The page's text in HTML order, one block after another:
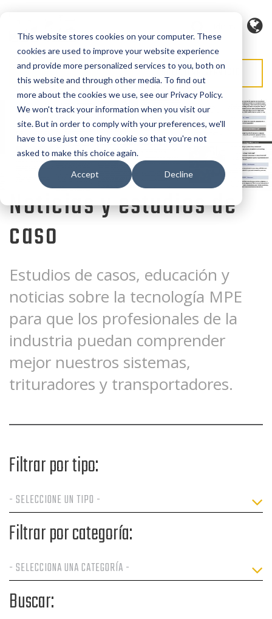
This website stores cookies on your computer. These
cookies are used to improve your website experience
and provide more personalized services to you, both on
this website and through other media. To find out
more about the cookies we use, see our Privacy Policy.
We won't track your information when you visit our
site. But in order to comply with your preferences, we'll
have to use just one tiny cookie so that you're not
asked to make this choice again.
Accept Decline
SOLICITAR PRESUPUESTO SOLICITAR SERVICIO
Noticias y estudios de
caso
Estudios de casos, educación y
noticias sobre la tecnología MPE
para que los profesionales de la
industria puedan comprender
mejor nuestros sistemas,
trituradores y transportadores.
Filtrar por tipo:
Filtrar por categoría:
Buscar: